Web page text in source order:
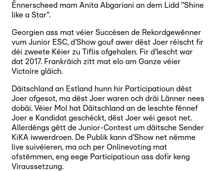
Ënnerscheed mam Anita Abgariani an dem Lidd "Shine
like a Star".
Georgien ass mat véier Succèsen de Rekordgewënner
vum Junior ESC, d'Show gouf awer dëst Joer réischt fir
déi zweete Kéier zu Tiflis ofgehalen. Fir d'lescht war
dat 2017. Frankräich zitt mat elo am Ganze véier
Victoire gläich.
Däitschland an Estland hunn hir Participatioun dëst
Joer ofgesot, ma dëst Joer waren och dräi Länner nees
dobäi. Véier Mol hat Däitschland an de leschte fënnef
Joer e Kandidat geschéckt, dëst Joer wéi gesot net.
Allerdéngs gëtt de Junior-Contest um däitsche Sender
KiKA iwwerdroen. De Publik kann d'Show net nëmme
live suivéieren, ma och per Onlinevoting mat
ofstëmmen, eng eege Participatioun ass dofir keng
Viraussetzung.